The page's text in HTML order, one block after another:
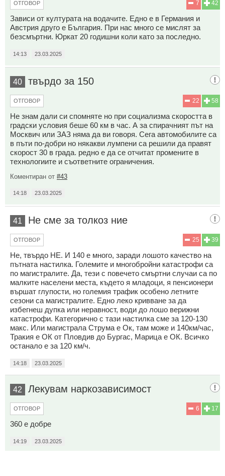
42
7
ОТГОВОР
Зависи от културата на водачите. Едно е в Германия и
Австрия друго е България. При нас много се мислят за
безсмъртни. Юркат 20 годишни коли като за последно.
14:13 23.03.2025
40 твърдо за 150
58
22
ОТГОВОР
Не знам дали си спомняте но при социализма скоростта в
градски условия беше 60 км в час. А за спирачният път на
Москвич или ЗАЗ няма да ви говоря. Сега автомобилите са
в пъти по-добри но някакви лумпени са решили да правят
скорост 30 в града. редно е да се отчитат промените в
технологиите и съответните ограничения.
Коментиран от #43
14:18 23.03.2025
41 Не сме за толкоз ние
39
25
ОТГОВОР
Не, твърдо НЕ. И 140 е много, заради лошото качество на
пътната настилка. Големите и многобройни катастрофи са
по магистралите. Да, тези с повечето смъртни случаи са по
малките населени места, където я младоци, я пенсионери
вършат глупости, но големия трафик особено летните
сезони са магистралите. Едно леко кривване за да
избегнеш дупка или неравност, води до лошо верижни
катастрофи. Категорично с тази настилка сме за 120-130
макс. Или магистрала Струма е Ок, там може и 140км/час,
Тракия е ОК от Пловдив до Бургас, Марица е ОК. Всичко
останало е за 120 км/ч.
14:18 23.03.2025
42 Лекувам наркозависимост
17
6
ОТГОВОР
360 е добре
14:19 23.03.2025